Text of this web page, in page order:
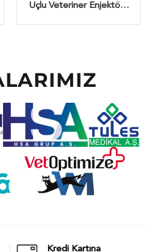
Uçlu Veteriner Enjektörü
Kredi Kartına